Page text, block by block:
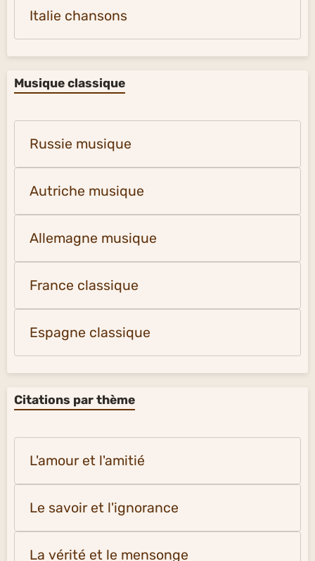
Italie chansons
Musique classique
Russie musique
Autriche musique
Allemagne musique
France classique
Espagne classique
Citations par thème
L'amour et l'amitié
Le savoir et l'ignorance
La vérité et le mensonge